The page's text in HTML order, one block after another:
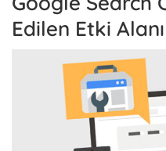
Edilen Etki